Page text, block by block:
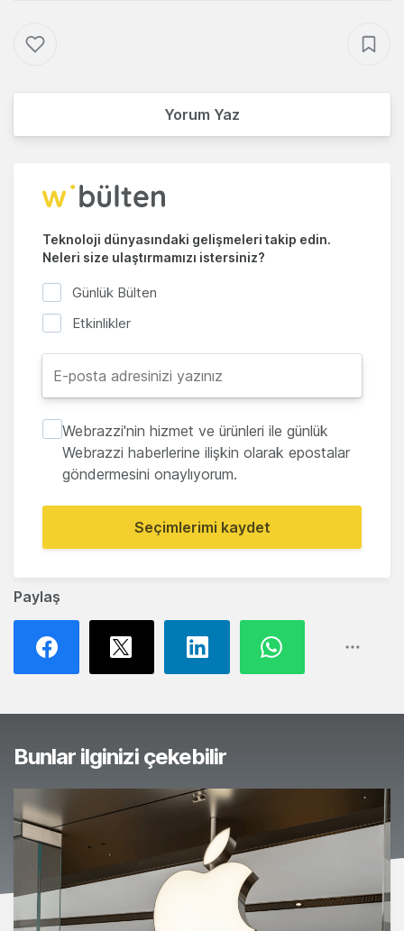
Paylaş
Yorum Yaz
Teknoloji dünyasındaki gelişmeleri takip edin.
Neleri size ulaştırmamızı istersiniz?
Günlük Bülten
Etkinlikler
Webrazzi'nin hizmet ve ürünleri ile günlük
Webrazzi haberlerine ilişkin olarak epostalar
göndermesini onaylıyorum.
Seçimlerimi kaydet
Bunlar ilginizi çekebilir